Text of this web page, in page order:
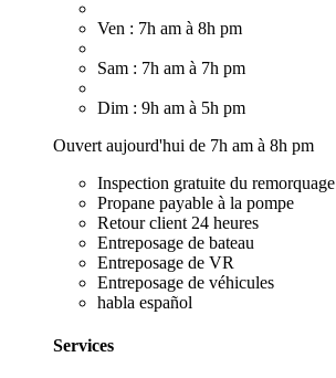
Ven : 7h am à 8h pm
Sam : 7h am à 7h pm
Dim : 9h am à 5h pm
Ouvert aujourd'hui de 7h am à 8h pm
Inspection gratuite du remorquage
Propane payable à la pompe
Retour client 24 heures
Entreposage de bateau
Entreposage de VR
Entreposage de véhicules
habla español
Services